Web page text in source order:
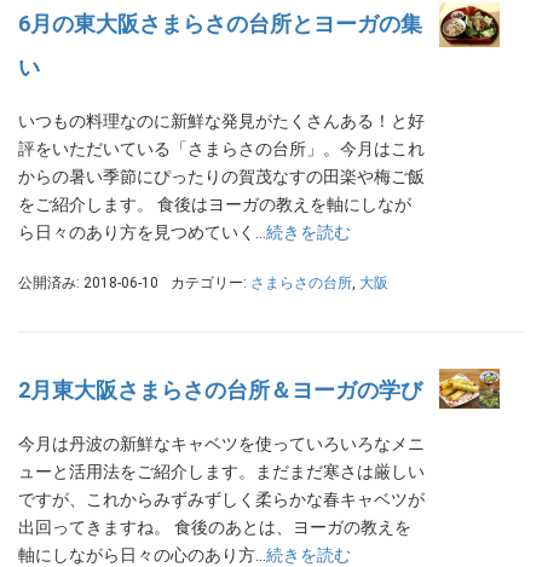
6月の東大阪さまらさの台所とヨーガの集
い
いつもの料理なのに新鮮な発見がたくさんある！と好
評をいただいている「さまらさの台所」。今月はこれ
からの暑い季節にぴったりの賀茂なすの田楽や梅ご飯
をご紹介します。 食後はヨーガの教えを軸にしなが
ら日々のあり方を見つめていく… 続きを読む
公開済み: 2018-06-10 カテゴリー: さまらさの台所, 大阪
2月東大阪さまらさの台所＆ヨーガの学び
今月は丹波の新鮮なキャベツを使っていろいろなメニ
ューと活用法をご紹介します。まだまだ寒さは厳しい
ですが、これからみずみずしく柔らかな春キャベツが
出回ってきますね。 食後のあとは、ヨーガの教えを
軸にしながら日々の心のあり方… 続きを読む